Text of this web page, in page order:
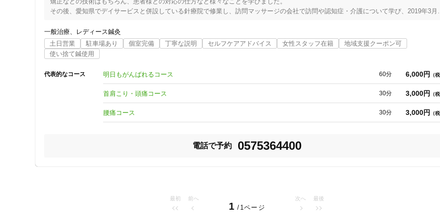
その後、愛知県でデイサービスと併設している針療院で修業し、訪問マッサージの会社で訪問や認知症・介護について学び、2019年3月
〇なぜ始めたのか
講師として働いている時、周りの先生方が、「肩が痛い」、「腰が痛い」と言っているのをよく耳にし、整体や、鍼灸院に通っている
ことを知りました。
私は、身体を傷めながらも懸命に仕事をしている方々の健康を「自分の手でサポートしていく仕事がしたい！」と思うようになりまし
を取得し、マッサージ・鍼灸の知識や技術を学び、これまでの経験を活かした治療院を始めました。
患者様のお話をじっくりと聞いて一人一人としっかり向き合い、心の悩みなど内面からくる体調不良にも気付き根本からの改善を目指
児のために自分のための時間が持てないことを知り、経験を活かし治療院としての母親のサポートをしていきたいと考えています。
一般治療
レディース鍼灸
土日営業
駐車場あり 個室完備 丁寧な説明 セルフケアアドバイス 女性スタッフ在籍
地域支援クーポン可
使い捨て鍼使用
代表的なコース 明日もがんばれるコース 60分 6,000円 （
首肩こり・頭痛コース 30分 3,000円 （
腰痛コース 30分 3,000円 （
電話で予約 0575364400
最初 前へ
1 /1ページ
次へ 最後